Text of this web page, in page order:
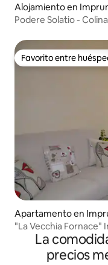
Alojamiento en
Podere Solatio -
Favorito entre
Favorito entre
Apartamento en
"La Vecchia
La
precios